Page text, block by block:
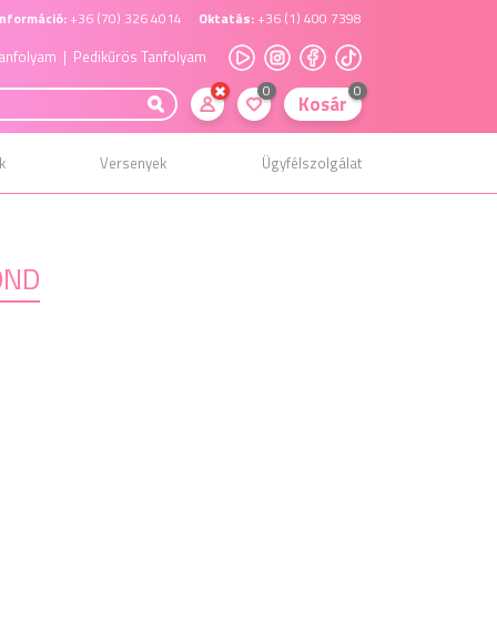
+36 (70) 326 4014 Oktatás: +36 (1) 400 7398
| Pedikűrös Tanfolyam
0 Kosár 0
Versenyek Ügyfélszolgálat